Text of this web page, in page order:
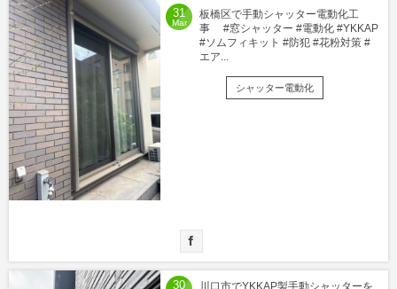
31
Mar
板橋区で手動シャッター電動化工
事 #窓シャッター #電動化 #YKKAP
#ソムフィキット #防犯 #花粉対策 #
エア...
シャッター電動化
30 川口市でYKKAP製手動シャッターを